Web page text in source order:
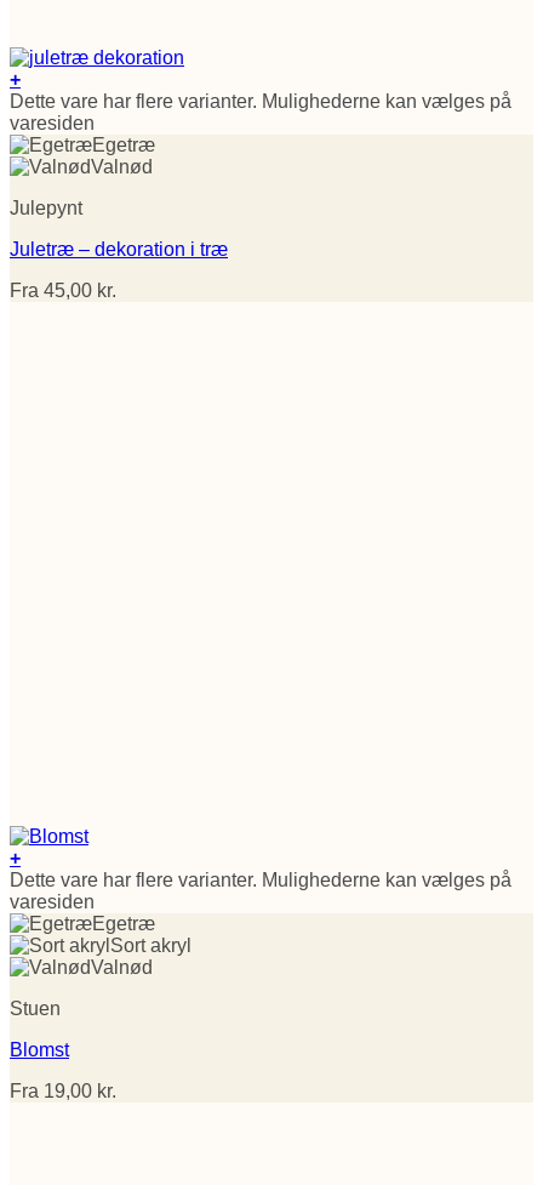
+
Dette vare har flere varianter. Mulighederne kan vælges på
varesiden
Egetræ
Valnød
Julepynt
Juletræ – dekoration i træ
Fra 45,00 kr.
+
Dette vare har flere varianter. Mulighederne kan vælges på
varesiden
Egetræ
Sort akryl
Valnød
Stuen
Blomst
Fra 19,00 kr.